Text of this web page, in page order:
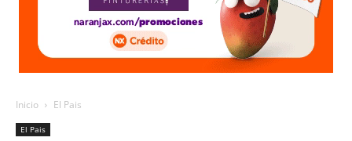
Inicio El Pais
El Pais